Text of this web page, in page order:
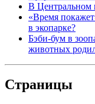
В Центральном
«Время
в экопарке?
Бэби-бум в
животных
Страницы